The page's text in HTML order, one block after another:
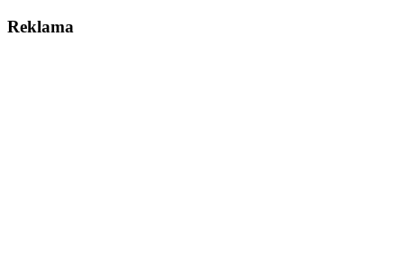
Reklama